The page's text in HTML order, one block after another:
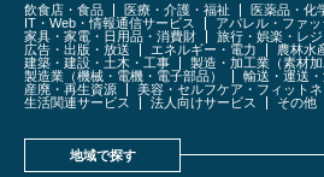
飲食店・食品 医療・介護・福祉 医薬品・化
IT・Web・情報通信サービス
アパレル・ファッ
家具・家電・日用品・消費財
旅行・娯楽・レ
広告・出版・放送
エネルギー・電力
農林水
建築・建設・土木・工事
製造・加工業（素材加
製造業（機械・電機・電子部品）
輸送・運送
産廃・再生資源
美容・セルフケア・フィットネ
生活関連サービス
法人向けサービス その他
地域で探す